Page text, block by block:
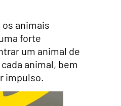
animais
forte
um animal de
animal, bem
impulso.